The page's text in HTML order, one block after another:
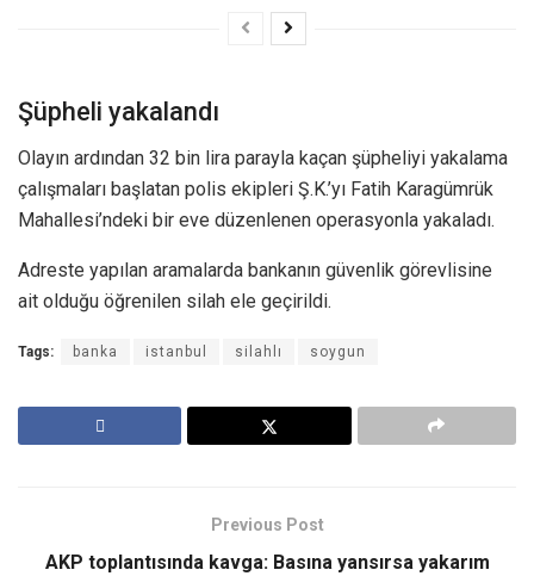
Şüpheli yakalandı
Olayın ardından 32 bin lira parayla kaçan şüpheliyi yakalama
çalışmaları başlatan polis ekipleri Ş.K.’yı Fatih Karagümrük
Mahallesi’ndeki bir eve düzenlenen operasyonla yakaladı.
Adreste yapılan aramalarda bankanın güvenlik görevlisine
ait olduğu öğrenilen silah ele geçirildi.
Tags: banka istanbul silahlı soygun
Previous Post
AKP toplantısında kavga: Basına yansırsa yakarım